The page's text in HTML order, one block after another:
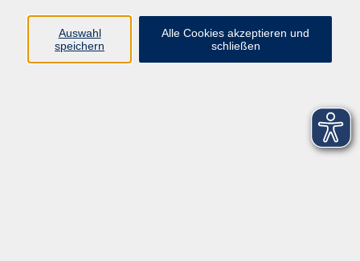
Auswahl
speichern
Alle Cookies akzeptieren und
schließen